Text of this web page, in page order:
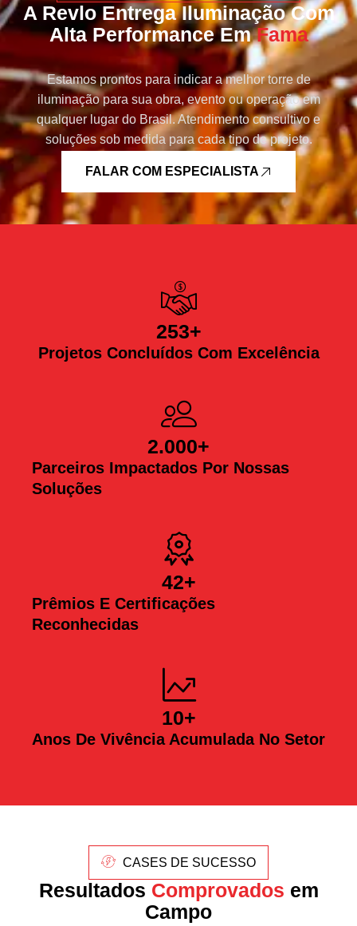
A Revlo Entrega Iluminação Com
Alta Performance EmFama
Estamos prontos para indicar a melhor torre de
iluminação para sua obra, evento ou operação em
qualquer lugar do Brasil. Atendimento consultivo e
soluções sob medida para cada tipo de projeto.
FALAR COM ESPECIALISTA
Projetos Concluídos Com Excelência
253+
Parceiros Impactados Por Nossas
Soluções
2.000+
Prêmios E Certificações
Reconhecidas
42+
Anos De Vivência Acumulada No Setor
10+
CASES DE SUCESSO
Resultados Comprovados em
Campo